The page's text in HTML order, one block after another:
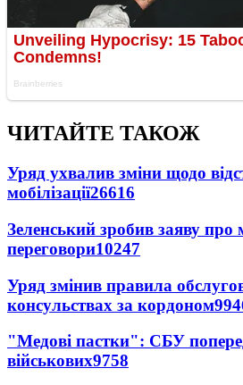
ЧИТАЙТЕ ТАКОЖ
Уряд ухвалив зміни щодо
мобілізації26616
Зеленський зробив заяву про
переговори10247
Уряд змінив правила
консульствах за кордоном
"Медові пастки": СБУ
військових9758